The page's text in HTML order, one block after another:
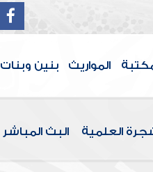
المواريث بنين وبنات
العلمية البث المباشر